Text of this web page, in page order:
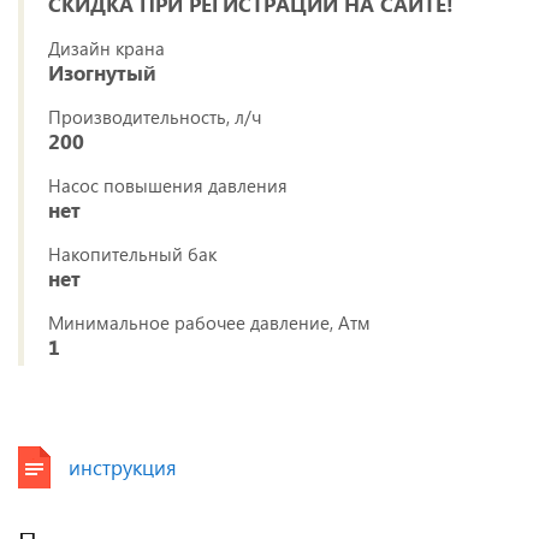
Дизайн крана
Изогнутый
Производительность, л/ч
200
Насос повышения давления
нет
Накопительный бак
нет
Минимальное рабочее давление, Атм
1
инструкция